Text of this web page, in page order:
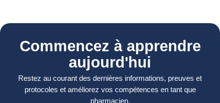
Commencez à apprendre
aujourd'hui
Restez au courant des dernières informations, preuves et
protocoles et améliorez vos compétences en tant que
pharmacien.